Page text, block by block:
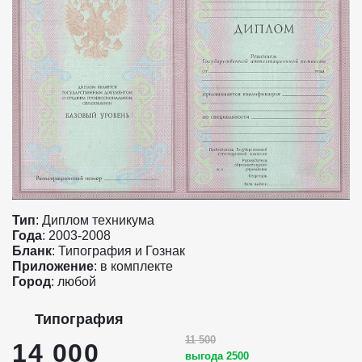
Тип: Диплом техникума
Года: 2003-2008
Бланк: Типография и Гознак
Приложение: в комплекте
Город: любой
Типография
14 000
11 500
выгода 2500